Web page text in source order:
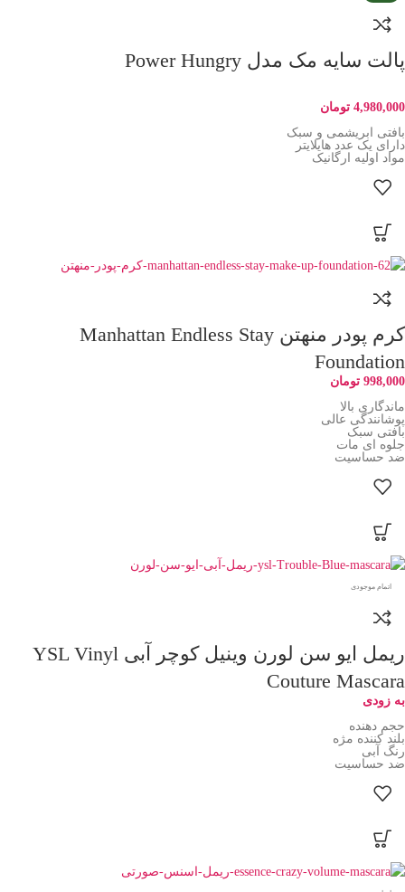
پالت سایه مک مدل Power Hungry
4,980,000 تومان
بافتی ابریشمی و سبک
دارای یک عدد هایلایتر
مواد اولیه ارگانیک
کرم پودر منهتن Manhattan Endless Stay
Foundation
998,000 تومان
ماندگاری بالا
پوشانندگی عالی
بافتی سبک
جلوه ای مات
ضد حساسیت
اتمام موجودی
ریمل ایو سن لورن وینیل کوچر آبی YSL Vinyl
Couture Mascara
به زودی
حجم دهنده
بلند کننده مژه
رنگ آبی
ضد حساسیت